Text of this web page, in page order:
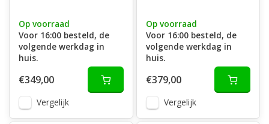
Op voorraad
Voor 16:00 besteld, de
volgende werkdag in
huis.
€349,00
Vergelijk
Op voorraad
Voor 16:00 besteld, de
volgende werkdag in
huis.
€379,00
Vergelijk